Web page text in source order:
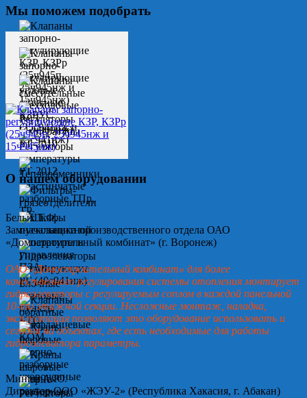
Мы поможем подобрать
О нашем оборудовании
Белых Т.Ф.
Замначальника производственного отдела ОАО
«Домостроительный комбинат» (г. Воронеж)
ОАО «Домостроительный комбинат» для более
качественного регулирования системы отопления монтирует
гидроэлеваторы с регулируемым соплом в каждой панельной
10-ти этажной секции. Несложные монтаж, наладка,
эксплуатация позволяют это оборудование использовать и
сегодня на объектах, где есть необходимые для работы
гидроэлеватора параметры.
Минин А.Ю.
Директор ООО «ЖЭУ-2» (Республика Хакасия, г. Абакан)